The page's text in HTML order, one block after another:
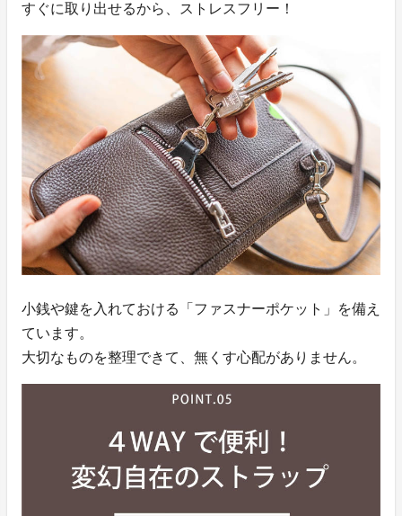
すぐに取り出せるから、ストレスフリー！
小銭や鍵を入れておける「ファスナーポケット」を備え
ています。
大切なものを整理できて、無くす心配がありません。